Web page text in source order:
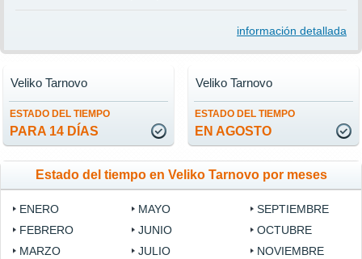
información detallada
ESTADO DEL TIEMPO
PARA 14 DÍAS
Veliko Tarnovo
ESTADO DEL TIEMPO
EN AGOSTO
Veliko Tarnovo
Estado del tiempo en Veliko Tarnovo por meses
ENERO
FEBRERO
MARZO
MAYO
JUNIO
JULIO
SEPTIEMBRE
OCTUBRE
NOVIEMBRE